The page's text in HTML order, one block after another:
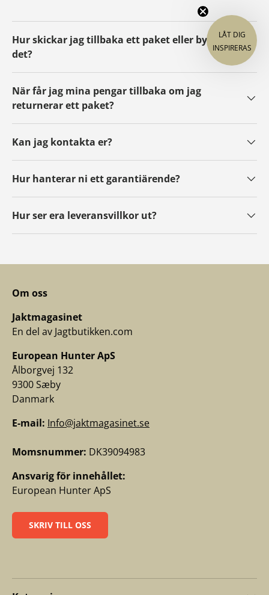
Hur skickar jag tillbaka ett paket eller byter
det?
När får jag mina pengar tillbaka om jag
returnerar ett paket?
Kan jag kontakta er?
Hur hanterar ni ett garantiärende?
Hur ser era leveransvillkor ut?
Om oss
Jaktmagasinet
En del av Jagtbutikken.com
European Hunter ApS
Ålborgvej 132
9300 Sæby
Danmark
E-mail: Info@jaktmagasinet.se
Momsnummer: DK39094983
Ansvarig för innehållet:
European Hunter ApS
SKRIV TILL OSS
LÅT DIG
INSPIRERAS